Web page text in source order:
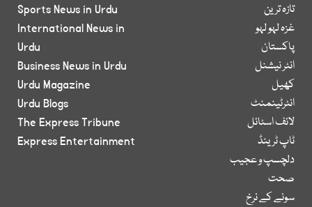
تازہ ترین
غزہ لہو لہو
پاکستان
انٹر نیشنل
کھیل
انٹرٹینمنٹ
لائف اسٹائل
ٹاپ ٹرینڈ
دلچسپ و عجیب
صحت
سونے کے نرخ
Sports News in Urdu
International News in
Urdu
Business News in Urdu
Urdu Magazine
Urdu Blogs
The Express Tribune
Express Entertainment